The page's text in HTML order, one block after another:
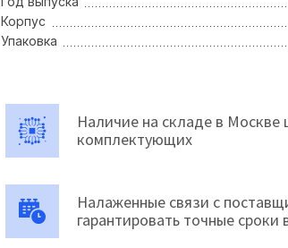
Корпус
Упаковка
Наличие на складе в Москве
комплектующих
Налаженные связи с
гарантировать точные